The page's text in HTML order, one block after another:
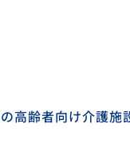
高齢者向け介護施